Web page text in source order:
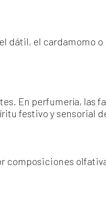
dátil, el cardamomo o
En perfumería, las
festivo y sensorial
composiciones